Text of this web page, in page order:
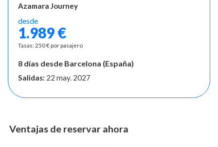
Azamara Journey
desde
1.989 €
Tasas: 250 € por pasajero
8 días desde Barcelona (España)
Salidas: 22 may. 2027
Ventajas de reservar ahora